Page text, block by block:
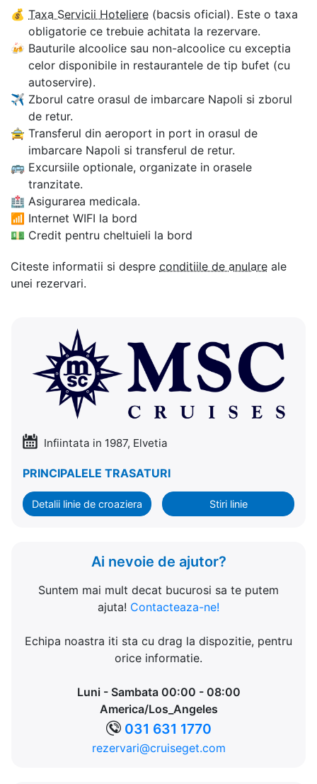
💰 Taxa Servicii Hoteliere (bacsis oficial). Este o taxa
obligatorie ce trebuie achitata la rezervare.
🍻 Bauturile alcoolice sau non-alcoolice cu exceptia
celor disponibile in restaurantele de tip bufet (cu
autoservire).
✈ Zborul catre orasul de imbarcare Napoli si zborul
de retur.
🚖 Transferul din aeroport in port in orasul de
imbarcare Napoli si transferul de retur.
🚌 Excursiile optionale, organizate in orasele
tranzitate.
🏥 Asigurarea medicala.
📶 Internet WIFI la bord
💵 Credit pentru cheltuieli la bord
Citeste informatii si despre conditiile de anulare ale
unei rezervari.
Infiintata in 1987, Elvetia
PRINCIPALELE TRASATURI
Detalii linie de croaziera Stiri linie
Ai nevoie de ajutor?
Suntem mai mult decat bucurosi sa te putem
ajuta! Contacteaza-ne!
Echipa noastra iti sta cu drag la dispozitie, pentru
orice informatie.
Luni - Sambata 00:00 - 08:00
America/Los_Angeles
031 631 1770
rezervari@cruiseget.com